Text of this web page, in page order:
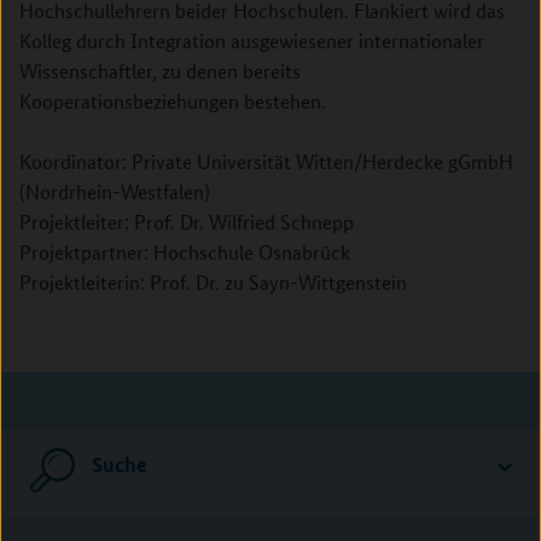
Hochschullehrern beider Hochschulen. Flankiert wird das
Kolleg durch Integration ausgewiesener internationaler
Wissenschaftler, zu denen bereits
Kooperationsbeziehungen bestehen.
Koordinator: Private Universität Witten/Herdecke gGmbH
(Nordrhein-Westfalen)
Projektleiter: Prof. Dr. Wilfried Schnepp
Projektpartner: Hochschule Osnabrück
Projektleiterin: Prof. Dr. zu Sayn-Wittgenstein
Suche